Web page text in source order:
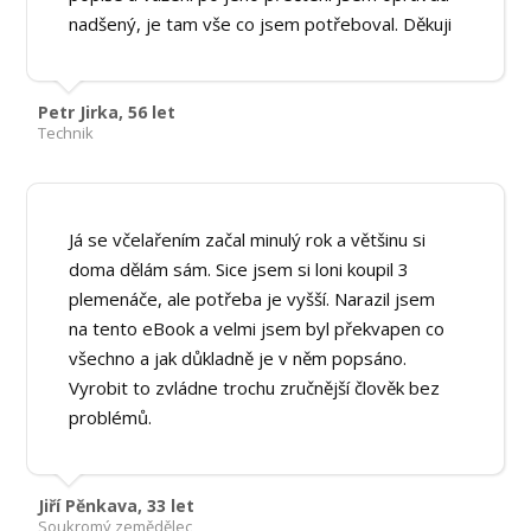
nadšený, je tam vše co jsem potřeboval. Děkuji
Petr Jirka, 56 let
Technik
Já se včelařením začal minulý rok a většinu si
doma dělám sám. Sice jsem si loni koupil 3
plemenáče, ale potřeba je vyšší. Narazil jsem
na tento eBook a velmi jsem byl překvapen co
všechno a jak důkladně je v něm popsáno.
Vyrobit to zvládne trochu zručnější člověk bez
problémů.
Jiří Pěnkava, 33 let
Soukromý zemědělec